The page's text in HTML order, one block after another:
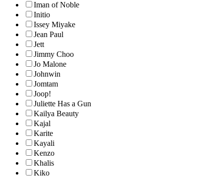
Iman of Noble
Initio
Issey Miyake
Jean Paul
Jett
Jimmy Choo
Jo Malone
Johnwin
Jomtam
Joop!
Juliette Has a Gun
Kailya Beauty
Kajal
Karite
Kayali
Kenzo
Khalis
Kiko